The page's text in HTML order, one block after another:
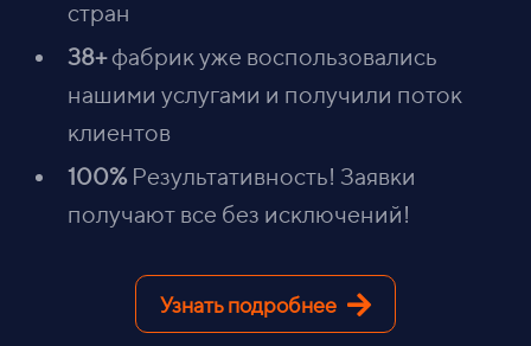
стран
38+ фабрик уже воспользовались
нашими услугами и получили поток
клиентов
100% Результативность! Заявки
получают все без исключений!
Узнать подробнее